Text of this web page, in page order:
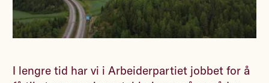
I lengre tid har vi i Arbeiderpartiet jobbet for å